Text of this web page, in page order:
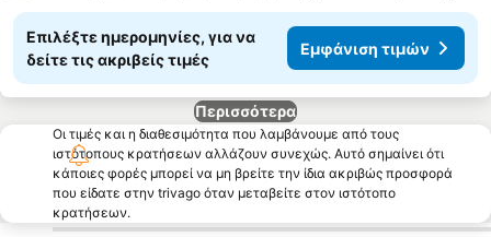
Επιλέξτε ημερομηνίες, για να
δείτε τις ακριβείς τιμές
Εμφάνιση τιμών
Περισσότερα
Οι τιμές και η διαθεσιμότητα που λαμβάνουμε από τους
ιστότοπους κρατήσεων αλλάζουν συνεχώς. Αυτό σημαίνει ότι
κάποιες φορές μπορεί να μη βρείτε την ίδια ακριβώς προσφορά
που είδατε στην trivago όταν μεταβείτε στον ιστότοπο
κρατήσεων.